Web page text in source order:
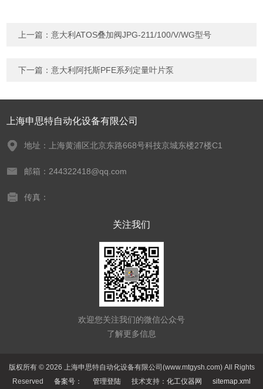
上一篇：意大利ATOS叠加阀JPG-211/100/V/WG型号
下一篇：意大利阿托斯PFE系列定量叶片泵
上海申思特自动化设备有限公司
地址：上海黄浦区北京东路668号科技京城东楼27楼C1
邮箱：244322418@qq.com
传真：
关注我们
欢迎您关注我们的微信公众号
了解更多信息
版权所有 © 2026 上海申思特自动化设备有限公司(www.mtgysh.com) All Rights
Reserved 备案号： 管理登陆 技术支持： 化工仪器网 sitemap.xml